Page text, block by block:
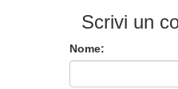
Scrivi un
Nome: